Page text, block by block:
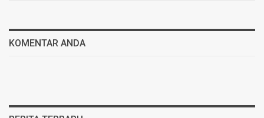
KOMENTAR ANDA